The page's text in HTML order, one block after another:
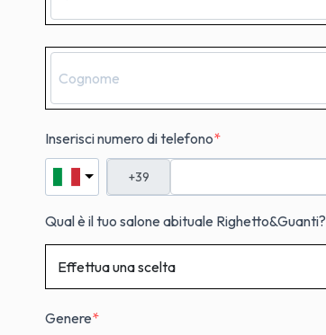
Inserisci numero di telefono
Qual è il tuo salone abituale Righetto&Guanti?
Genere